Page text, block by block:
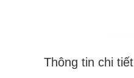
Thông tin chi tiết